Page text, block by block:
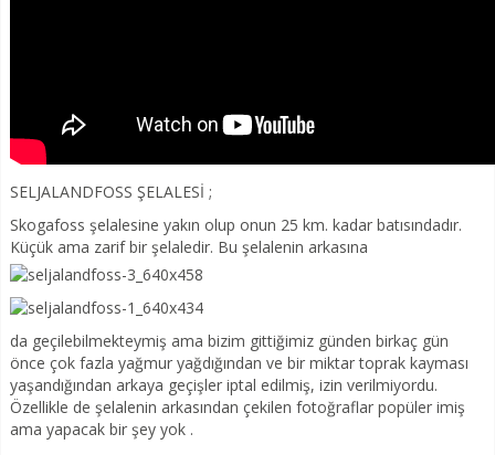
SELJALANDFOSS ŞELALESİ ;
Skogafoss şelalesine yakın olup onun 25 km. kadar batısındadır.
Küçük ama zarif bir şelaledir. Bu şelalenin arkasına
da geçilebilmekteymiş ama bizim gittiğimiz günden birkaç gün
önce çok fazla yağmur yağdığından ve bir miktar toprak kayması
yaşandığından arkaya geçişler iptal edilmiş, izin verilmiyordu.
Özellikle de şelalenin arkasından çekilen fotoğraflar popüler imiş
ama yapacak bir şey yok .